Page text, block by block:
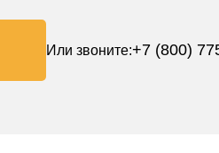
Или звоните:+7 (800)